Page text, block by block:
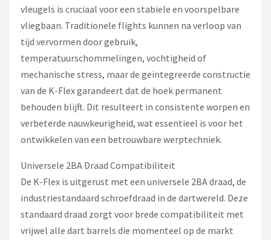
vleugels is cruciaal voor een stabiele en voorspelbare
vliegbaan. Traditionele flights kunnen na verloop van
tijd vervormen door gebruik,
temperatuurschommelingen, vochtigheid of
mechanische stress, maar de geïntegreerde constructie
van de K-Flex garandeert dat de hoek permanent
behouden blijft. Dit resulteert in consistente worpen en
verbeterde nauwkeurigheid, wat essentieel is voor het
ontwikkelen van een betrouwbare werptechniek.
Universele 2BA Draad Compatibiliteit
De K-Flex is uitgerust met een universele 2BA draad, de
industriestandaard schroefdraad in de dartwereld. Deze
standaard draad zorgt voor brede compatibiliteit met
vrijwel alle dart barrels die momenteel op de markt